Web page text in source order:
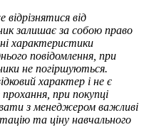
відрізнятися від
залишає за собою право
характеристики
повідомлення при
не погіршуються.
характер і не є
прохання при покупці
з менеджером важливі
та ціну навчального